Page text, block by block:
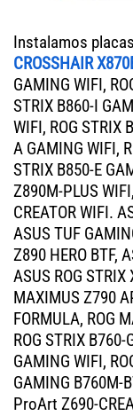
Instalamos
CROSSHAIR
GAMING WIFI,
STRIX B860-I
WIFI, ROG STRIX
A GAMING WIFI,
STRIX B850-E
Z890M-PLUS
CREATOR WIFI.
ASUS TUF
Z890 HERO BTF,
ASUS ROG
MAXIMUS Z790
FORMULA, ROG
ROG STRIX
GAMING WIFI,
GAMING B760M-
ProArt Z690-